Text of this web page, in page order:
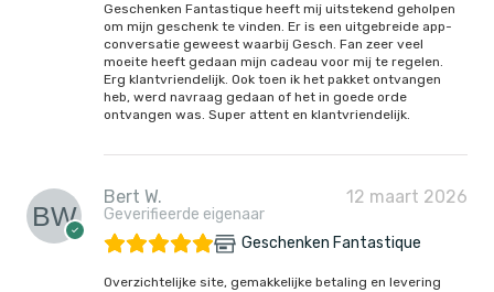
Geschenken Fantastique heeft mij uitstekend geholpen
om mijn geschenk te vinden. Er is een uitgebreide app-
conversatie geweest waarbij Gesch. Fan zeer veel
moeite heeft gedaan mijn cadeau voor mij te regelen.
Erg klantvriendelijk. Ook toen ik het pakket ontvangen
heb, werd navraag gedaan of het in goede orde
ontvangen was. Super attent en klantvriendelijk.
Bert W.
Geverifieerde eigenaar
12 maart 2026
Geschenken Fantastique
Overzichtelijke site, gemakkelijke betaling en levering